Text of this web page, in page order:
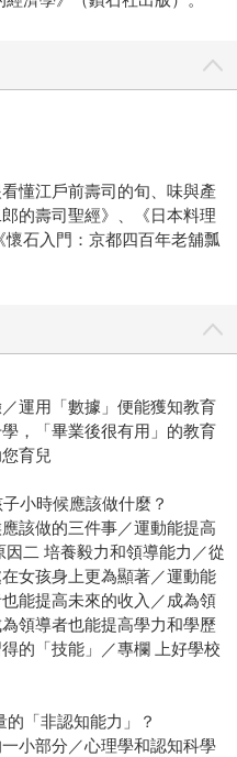
懂江戶前壽司的旬、味與產
的壽司聖經》、《日本料理
石入門：京都四百年老舖瓢
運用「數據」便能獲知教育
，「畢業後很有用」的教育
育兒
小時候應該做什麼？
該做的三件事／運動能提高
二 培養毅力和領導能力／從
女孩身上更為顯著／運動能
能提高未來的收入／成為領
領導者也能提高學力和學歷
的「技能」／專欄 上好學校
「非認知能力」？
小部分／心理學和認知科學